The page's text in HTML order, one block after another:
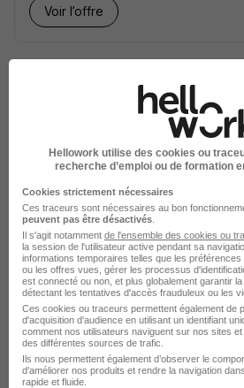
Voir l’offre
Acheteur Service Client
Groupe Piment
Blagnac - 31 Intérim 6 mois
Voir l’offre
Hellowork utilise des cookies ou
recherche d’emploi ou de formation
Cookies strictement nécessaires
Ces traceurs sont nécessaires au bon
peuvent pas être désactivés
Il s'agit notamment de l'ensemble des cookies ou
la session de l'utilisateur active pendant sa
informations temporaires telles que les
ou les offres vues, gérer les processus
est connecté ou non, et plus globalement garantir
détectant les tentatives d'accès frauduleux ou les
Ces cookies ou traceurs permettent également de
d'acquisition d'audience en utilisant un identifiant
comment nos utilisateurs naviguent sur nos sites
des différentes sources de trafic.
Ils nous permettent également d’observer le
d'améliorer nos produits et rendre la navigation
rapide et fluide.